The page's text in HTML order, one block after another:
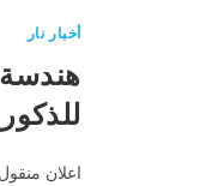
أخبار نار
اعلان